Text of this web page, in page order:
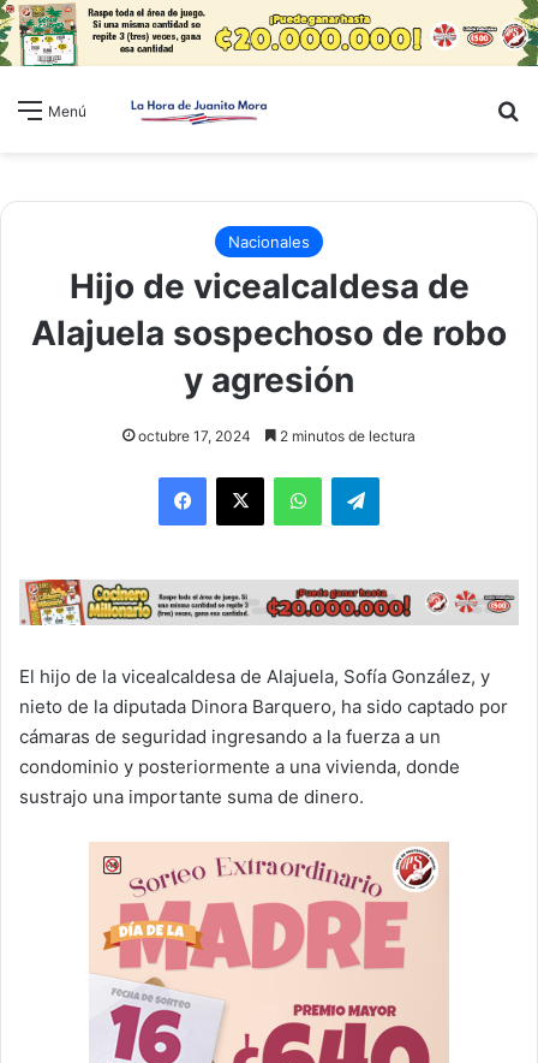
Menú
Nacionales
Hijo de vicealcaldesa de
Alajuela sospechoso de robo
y agresión
octubre 17, 2024 2 minutos de lectura
WhatsAppTelegram
El hijo de la vicealcaldesa de Alajuela, Sofía González, y
nieto de la diputada Dinora Barquero, ha sido captado por
cámaras de seguridad ingresando a la fuerza a un
condominio y posteriormente a una vivienda, donde
sustrajo una importante suma de dinero.